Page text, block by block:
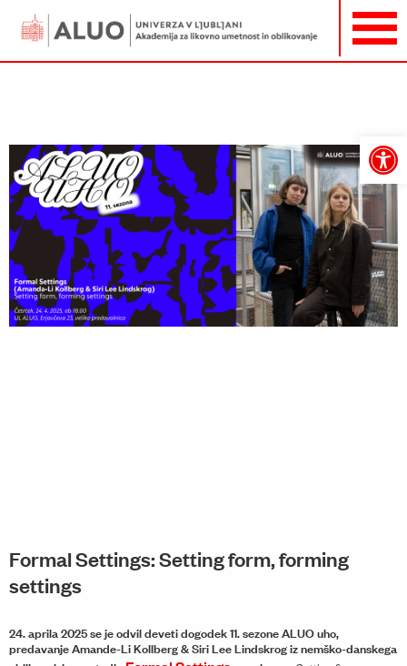
Open
toolbar
Formal Settings: Setting form, forming
settings
24. aprila 2025 se je odvil deveti dogodek 11. sezone ALUO uho,
predavanje Amande-Li Kollberg & Siri Lee Lindskrog iz nemško-danskega